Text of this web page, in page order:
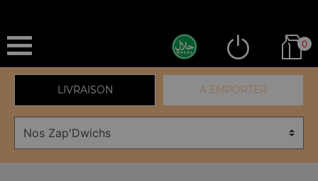
0
LIVRAISON A EMPORTER